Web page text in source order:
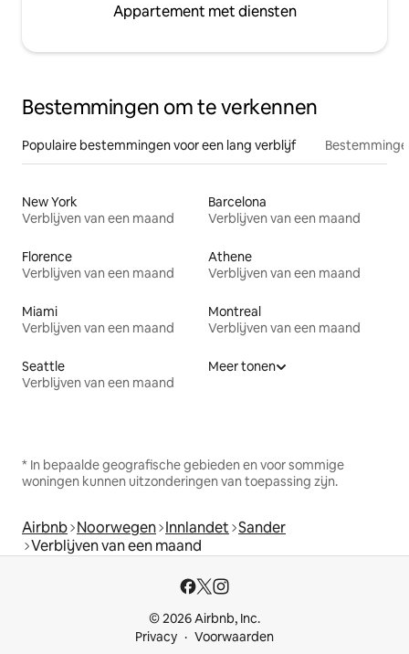
Appartement met diensten
Bestemmingen om te verkennen
Populaire bestemmingen voor een lang verblijf
New York
Verblijven van een maand
Barcelona
Verblijven van een maand
Florence
Verblijven van een maand
Athene
Verblijven van een maand
Miami
Verblijven van een maand
Montreal
Verblijven van een maand
Seattle
Verblijven van een maand
Meer tonen
* In bepaalde geografische gebieden en voor sommige
woningen kunnen uitzonderingen van toepassing zijn.
Airbnb Noorwegen Innlandet Sander
Verblijven van een maand
© 2026 Airbnb, Inc.
Privacy
Voorwaarden